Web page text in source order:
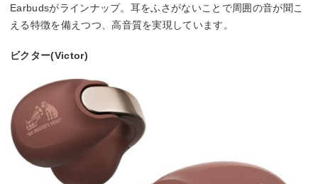
Earbudsがラインナップ。耳をふさがないことで周囲の音が聞こ
える特徴を備えつつ、高音質を実現しています。
ビクター(Victor)